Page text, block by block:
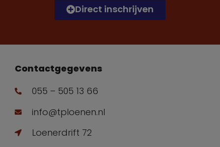
Direct inschrijven
Contactgegevens
055 – 505 13 66
info@tploenen.nl
Loenerdrift 72